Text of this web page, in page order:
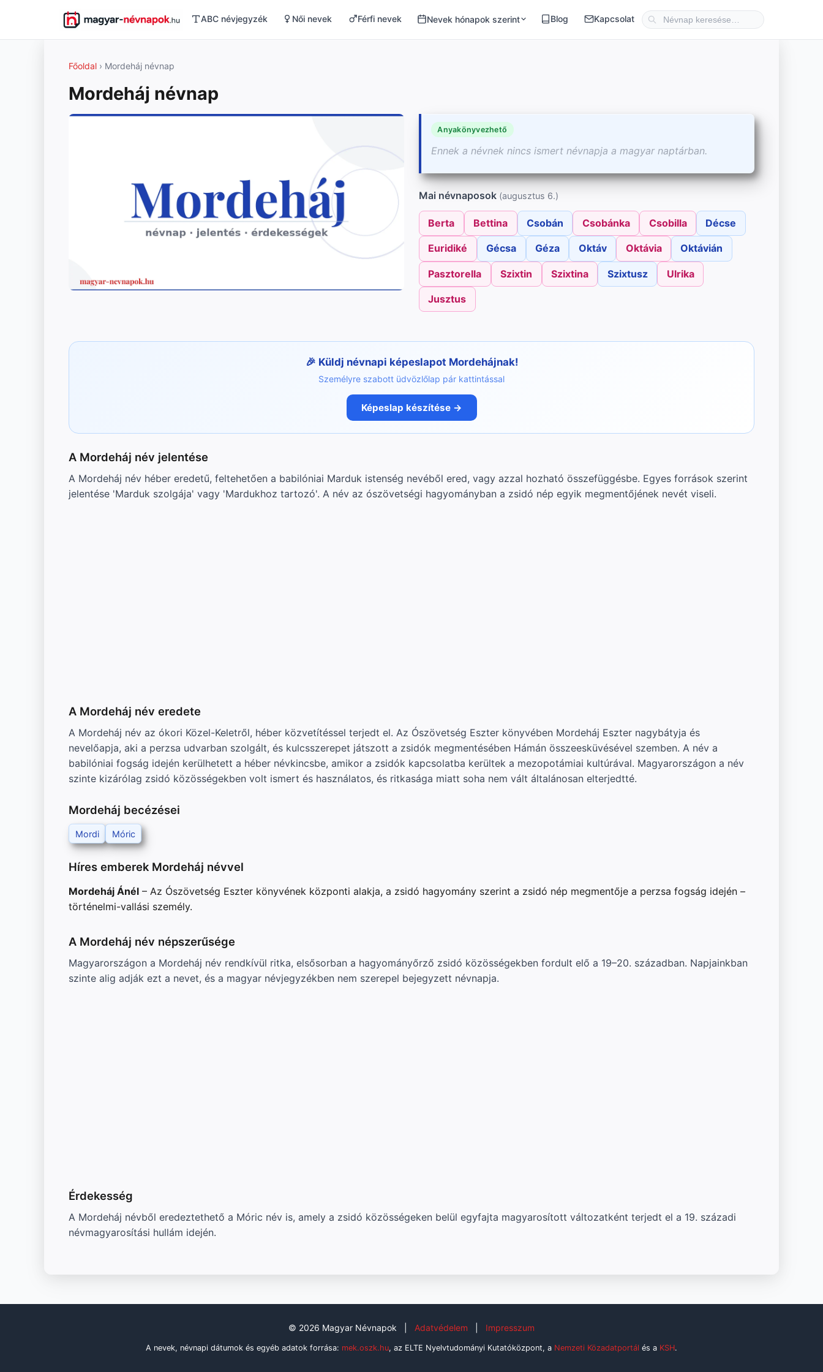
ABC névjegyzék Női nevek Férfi nevek Nevek hónapok szerint Blog Kapcsolat
Főoldal › Mordeháj névnap
Mordeháj névnap
Anyakönyvezhető
Ennek a névnek nincs ismert névnapja a magyar naptárban.
Mai névnaposok (augusztus 6.)
Berta Bettina Csobán Csobánka Csobilla Décse
Euridiké Gécsa Géza Oktáv Oktávia Oktávián
Pasztorella Szixtin Szixtina Szixtusz Ulrika
Jusztus
Küldj névnapi képeslapot Mordehájnak!
Személyre szabott üdvözlőlap pár kattintással
Képeslap készítése →
A Mordeháj név jelentése
A Mordeháj név héber eredetű, feltehetően a babilóniai Marduk istenség nevéből ered, vagy azzal hozható összefüggésbe. Egyes források szerint
jelentése 'Marduk szolgája' vagy 'Mardukhoz tartozó'. A név az ószövetségi hagyományban a zsidó nép egyik megmentőjének nevét viseli.
A Mordeháj név eredete
A Mordeháj név az ókori Közel-Keletről, héber közvetítéssel terjedt el. Az Ószövetség Eszter könyvében Mordeháj Eszter nagybátyja és
nevelőapja, aki a perzsa udvarban szolgált, és kulcsszerepet játszott a zsidók megmentésében Hámán összeesküvésével szemben. A név a
babilóniai fogság idején kerülhetett a héber névkincsbe, amikor a zsidók kapcsolatba kerültek a mezopotámiai kultúrával. Magyarországon a név
szinte kizárólag zsidó közösségekben volt ismert és használatos, és ritkasága miatt soha nem vált általánosan elterjedtté.
Mordeháj becézései
Mordi Móric
Híres emberek Mordeháj névvel
Mordeháj Ánél – Az Ószövetség Eszter könyvének központi alakja, a zsidó hagyomány szerint a zsidó nép megmentője a perzsa fogság idején –
történelmi-vallási személy.
A Mordeháj név népszerűsége
Magyarországon a Mordeháj név rendkívül ritka, elsősorban a hagyományőrző zsidó közösségekben fordult elő a 19–20. században. Napjainkban
szinte alig adják ezt a nevet, és a magyar névjegyzékben nem szerepel bejegyzett névnapja.
Érdekesség
A Mordeháj névből eredeztethető a Móric név is, amely a zsidó közösségeken belül egyfajta magyarosított változatként terjedt el a 19. századi
névmagyarosítási hullám idején.
© 2026 Magyar Névnapok Adatvédelem Impresszum
A nevek, névnapi dátumok és egyéb adatok forrása: mek.oszk.hu, az ELTE Nyelvtudományi Kutatóközpont, a Nemzeti Közadatportál és a KSH.